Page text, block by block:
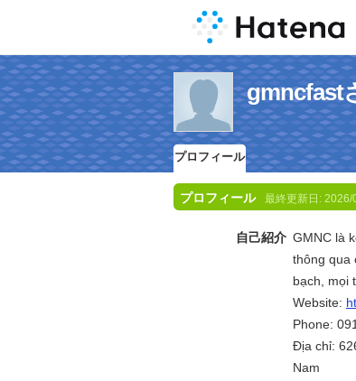
gmncfast
プロフィール
プロフィール 最終更新日: 2026/
自己紹介 GMNC là
thông qua
bạch, mọi
Website:
Phone:
Địa chỉ:
Nam